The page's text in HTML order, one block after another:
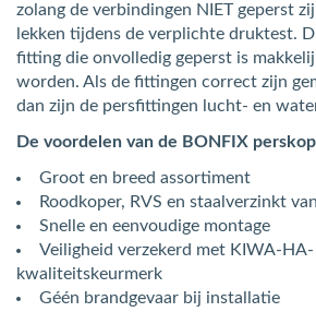
zolang de verbindingen NIET geperst
lekken tijdens de verplichte druktest.
fitting die onvolledig geperst is
worden. Als de fittingen correct zijn
dan zijn de persfittingen lucht- en
De voordelen van de BONFIX
Groot en breed assortiment
Roodkoper, RVS en staalverzinkt
Snelle en eenvoudige montage
Veiligheid verzekerd met KIWA-HA-
kwaliteitskeurmerk
Géén brandgevaar bij installatie